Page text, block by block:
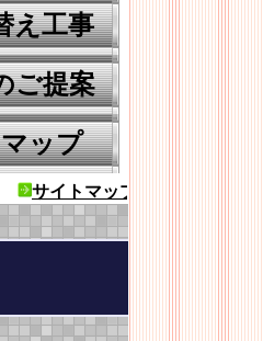
え工事
ご提案
ップ
サイトマップ